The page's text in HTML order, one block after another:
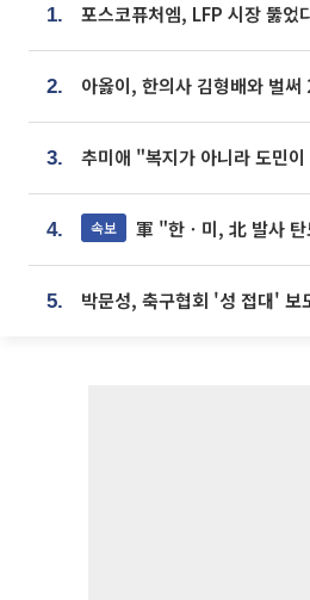
1.
2.
3.
4. 속보 軍 "한ㆍ미, 北 발사 탄도미
5.